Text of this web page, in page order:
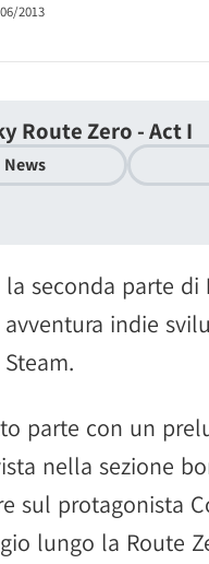
2013
Route Zero - Act I
News
seconda parte di
indie
parte con un
nella sezione
sul protagonista
lungo la Route